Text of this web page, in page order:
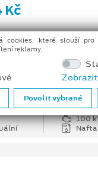
Kč
100
Nafta
cookies, které slouží pro
reklamy.
Povolit vybrané